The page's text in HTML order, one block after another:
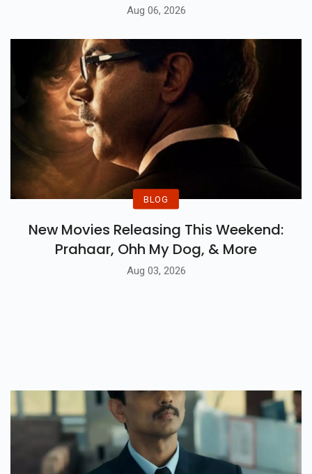
Aug 06, 2026
BLOG
New Movies Releasing This Weekend:
Prahaar, Ohh My Dog, & More
Aug 03, 2026